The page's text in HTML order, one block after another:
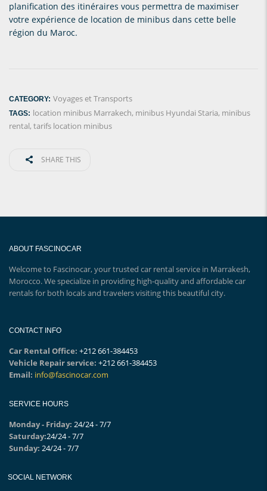
planification des itinéraires vous permettra de maximiser
votre expérience de location de minibus dans cette belle
région du Maroc.
CATEGORY: Voyages et Transports
TAGS: location minibus Marrakech, minibus Hyundai Staria, minibus
rental, tarifs location minibus
SHARE THIS
ABOUT FASCINOCAR
Welcome to Fascinocar, your trusted car rental service in Marrakesh,
Morocco. We specialize in providing high-quality and affordable car
rentals for both locals and travelers visiting this beautiful city.
CONTACT INFO
Car Rental Office: +212 661-384453
Vehicle Repair service: +212 661-384453
Email: info@fascinocar.com
SERVICE HOURS
Monday - Friday: 24/24 - 7/7
Saturday:24/24 - 7/7
Sunday: 24/24 - 7/7
SOCIAL NETWORK